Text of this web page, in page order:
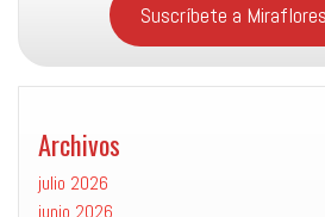
Suscríbete a
Archivos
julio 2026
junio 2026